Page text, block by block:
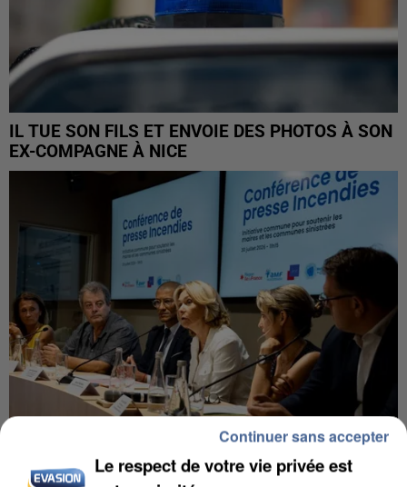
IL TUE SON FILS ET ENVOIE DES PHOTOS À SON
EX-COMPAGNE À NICE
INCENDIES : L’ÎLE-DE-FRANCE LANCE UN ÉLAN
Le respect de votre vie privée est
Continuer sans accepter